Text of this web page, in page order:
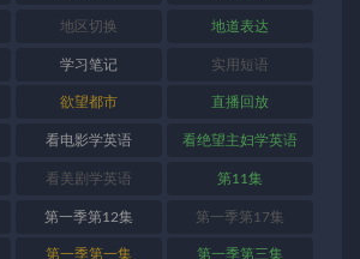
地区切换 地道表达
学习笔记 实用短语
欲望都市 直播回放
看电影学英语 看绝望主妇学英语
看美剧学英语 第11集
第一季第12集 第一季第17集
第一季第一集 第一季第三集